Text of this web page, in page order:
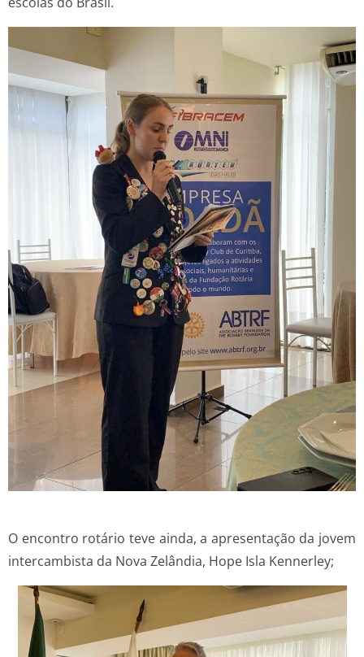
O encontro rotário teve ainda, a apresentação da jovem
intercambista da Nova Zelândia, Hope Isla Kennerley;